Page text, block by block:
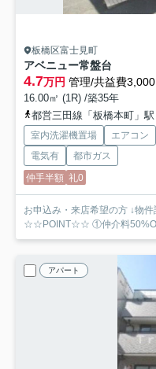
板橋区富士見町
アベニュー常盤台
4.7万円 管理/共益費3,000
16.00㎡ (1R) /築35年
都営三田線「板橋本町」
室内洗濯機置場 エアコン
電気有
都市ガス
仲手半額 礼0
お申込み・来店希望の方 ↓物
☆☆POINT☆☆ ①仲介料
アパート